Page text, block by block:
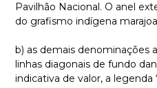
Pavilhão Nacional. O anel
do grafismo indígena
b) as demais denominações
linhas diagonais de fundo
indicativa de valor, a legenda